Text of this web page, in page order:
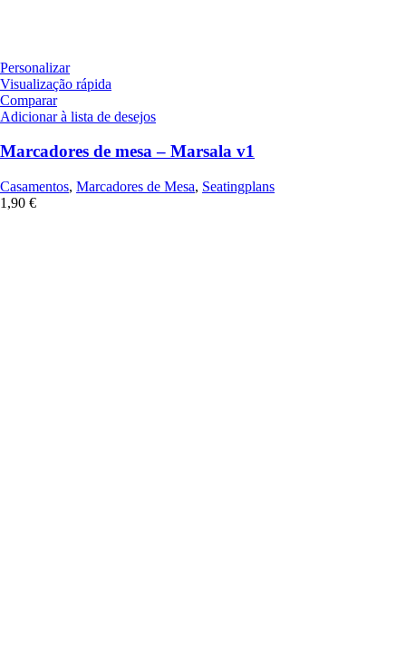
Personalizar
Visualização rápida
Comparar
Adicionar à lista de desejos
Marcadores de mesa – Marsala v1
Casamentos, Marcadores de Mesa, Seatingplans
1,90 €